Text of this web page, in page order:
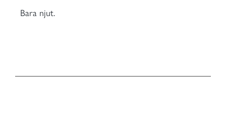
Bara njut.